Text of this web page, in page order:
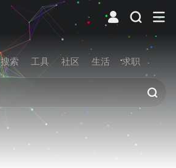
搜索 工具 社区 生活 求职